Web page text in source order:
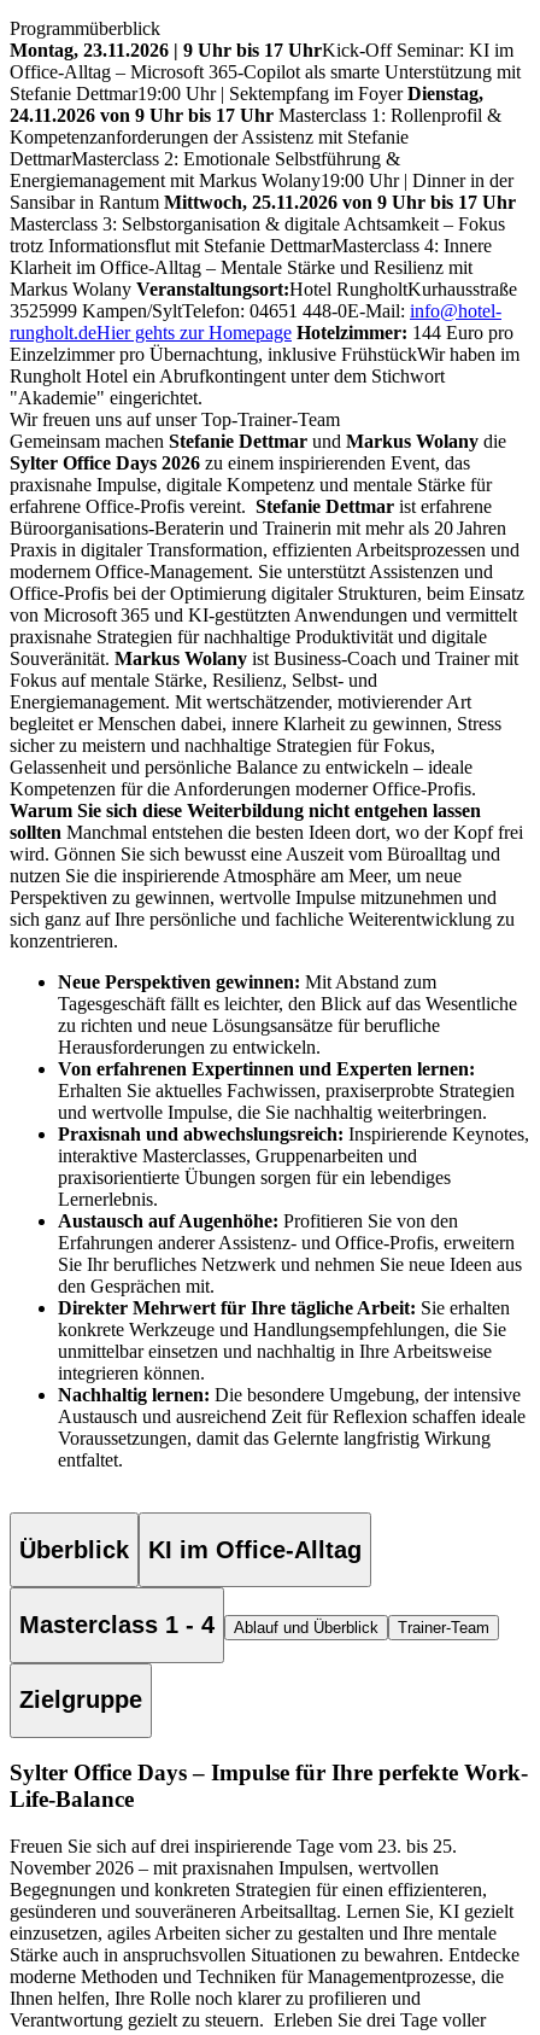
Programmüberblick
Montag, 23.11.2026 | 9 Uhr bis 17 UhrKick-Off Seminar: KI im
Office-Alltag – Microsoft 365-Copilot als smarte Unterstützung mit
Stefanie Dettmar19:00 Uhr | Sektempfang im Foyer Dienstag,
24.11.2026 von 9 Uhr bis 17 Uhr Masterclass 1: Rollenprofil &
Kompetenzanforderungen der Assistenz mit Stefanie
DettmarMasterclass 2: Emotionale Selbstführung &
Energiemanagement mit Markus Wolany19:00 Uhr | Dinner in der
Sansibar in Rantum Mittwoch, 25.11.2026 von 9 Uhr bis 17 Uhr
Masterclass 3: Selbstorganisation & digitale Achtsamkeit – Fokus
trotz Informationsflut mit Stefanie DettmarMasterclass 4: Innere
Klarheit im Office-Alltag – Mentale Stärke und Resilienz mit
Markus Wolany Veranstaltungsort:Hotel RungholtKurhausstraße
3525999 Kampen/SyltTelefon: 04651 448-0E-Mail: info@hotel-
rungholt.deHier gehts zur Homepage Hotelzimmer: 144 Euro pro
Einzelzimmer pro Übernachtung, inklusive FrühstückWir haben im
Rungholt Hotel ein Abrufkontingent unter dem Stichwort
"Akademie" eingerichtet.
Wir freuen uns auf unser Top‑Trainer‑Team
Gemeinsam machen Stefanie Dettmar und Markus Wolany die
Sylter Office Days 2026 zu einem inspirierenden Event, das
praxisnahe Impulse, digitale Kompetenz und mentale Stärke für
erfahrene Office-Profis vereint. Stefanie Dettmar ist erfahrene
Büroorganisations‑Beraterin und Trainerin mit mehr als 20 Jahren
Praxis in digitaler Transformation, effizienten Arbeitsprozessen und
modernem Office‑Management. Sie unterstützt Assistenzen und
Office‑Profis bei der Optimierung digitaler Strukturen, beim Einsatz
von Microsoft 365 und KI‑gestützten Anwendungen und vermittelt
praxisnahe Strategien für nachhaltige Produktivität und digitale
Souveränität. Markus Wolany ist Business‑Coach und Trainer mit
Fokus auf mentale Stärke, Resilienz, Selbst‑ und
Energiemanagement. Mit wertschätzender, motivierender Art
begleitet er Menschen dabei, innere Klarheit zu gewinnen, Stress
sicher zu meistern und nachhaltige Strategien für Fokus,
Gelassenheit und persönliche Balance zu entwickeln – ideale
Kompetenzen für die Anforderungen moderner Office‑Profis.
Warum Sie sich diese Weiterbildung nicht entgehen lassen
sollten Manchmal entstehen die besten Ideen dort, wo der Kopf frei
wird. Gönnen Sie sich bewusst eine Auszeit vom Büroalltag und
nutzen Sie die inspirierende Atmosphäre am Meer, um neue
Perspektiven zu gewinnen, wertvolle Impulse mitzunehmen und
sich ganz auf Ihre persönliche und fachliche Weiterentwicklung zu
konzentrieren.
Neue Perspektiven gewinnen: Mit Abstand zum
Tagesgeschäft fällt es leichter, den Blick auf das Wesentliche
zu richten und neue Lösungsansätze für berufliche
Herausforderungen zu entwickeln.
Von erfahrenen Expertinnen und Experten lernen:
Erhalten Sie aktuelles Fachwissen, praxiserprobte Strategien
und wertvolle Impulse, die Sie nachhaltig weiterbringen.
Praxisnah und abwechslungsreich: Inspirierende Keynotes,
interaktive Masterclasses, Gruppenarbeiten und
praxisorientierte Übungen sorgen für ein lebendiges
Lernerlebnis.
Austausch auf Augenhöhe: Profitieren Sie von den
Erfahrungen anderer Assistenz- und Office-Profis, erweitern
Sie Ihr berufliches Netzwerk und nehmen Sie neue Ideen aus
den Gesprächen mit.
Direkter Mehrwert für Ihre tägliche Arbeit: Sie erhalten
konkrete Werkzeuge und Handlungsempfehlungen, die Sie
unmittelbar einsetzen und nachhaltig in Ihre Arbeitsweise
integrieren können.
Nachhaltig lernen: Die besondere Umgebung, der intensive
Austausch und ausreichend Zeit für Reflexion schaffen ideale
Voraussetzungen, damit das Gelernte langfristig Wirkung
entfaltet.
Überblick KI im Office-Alltag
Masterclass 1 - 4 Ablauf und Überblick Trainer-Team
Zielgruppe
Sylter Office Days – Impulse für Ihre perfekte Work-
Life-Balance
Freuen Sie sich auf drei inspirierende Tage vom 23. bis 25.
November 2026 – mit praxisnahen Impulsen, wertvollen
Begegnungen und konkreten Strategien für einen effizienteren,
gesünderen und souveräneren Arbeitsalltag. Lernen Sie, KI gezielt
einzusetzen, agiles Arbeiten sicher zu gestalten und Ihre mentale
Stärke auch in anspruchsvollen Situationen zu bewahren. Entdecke
moderne Methoden und Techniken für Managementprozesse, die
Ihnen helfen, Ihre Rolle noch klarer zu profilieren und
Verantwortung gezielt zu steuern. Erleben Sie drei Tage voller